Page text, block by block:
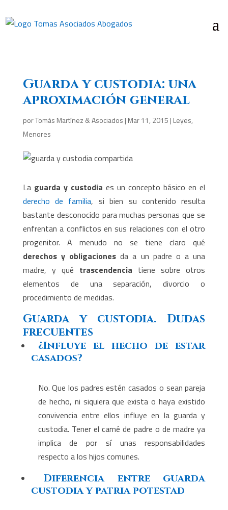
Guarda y custodia: una
aproximación general
porTomás Martínez & Asociados | Mar 11, 2015 | Leyes,
Menores
La guarda y custodia es un concepto básico en el
derecho de familia, si bien su contenido resulta
bastante desconocido para muchas personas que se
enfrentan a conflictos en sus relaciones con el otro
progenitor. A menudo no se tiene claro qué
derechos y obligaciones da a un padre o a una
madre, y qué trascendencia tiene sobre otros
elementos de una separación, divorcio o
procedimiento de medidas.
Guarda y custodia. Dudas
frecuentes
¿Influye el hecho de estar
casados?
No. Que los padres estén casados o sean pareja
de hecho, ni siquiera que exista o haya existido
convivencia entre ellos influye en la guarda y
custodia. Tener el carné de padre o de madre ya
implica de por sí unas responsabilidades
respecto a los hijos comunes.
Diferencia entre guarda
custodia y patria potestad